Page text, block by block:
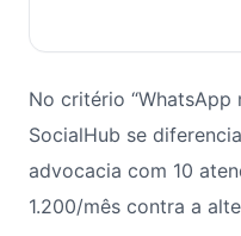
No critério
SocialHub se
advocacia com 10
1.200/mês contra a